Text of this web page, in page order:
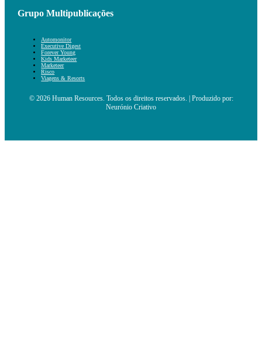
Grupo Multipublicações
Automonitor
Executive Digest
Forever Young
Kids Marketeer
Marketeer
Risco
Viagens & Resorts
© 2026 Human Resources. Todos os direitos reservados. | Produzido por:
Neurónio Criativo